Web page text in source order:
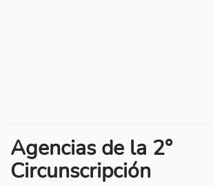
Agencias de la 2°
Circunscripción